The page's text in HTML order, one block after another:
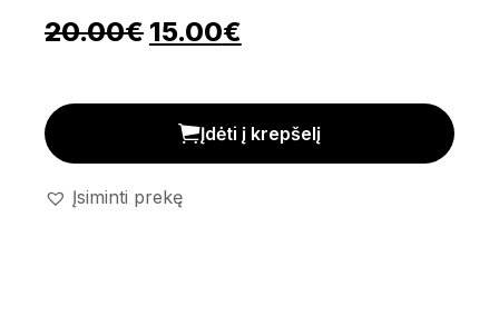
20.00€ Pradinė kaina buvo:
15.00€Dabartinė kaina
Palapinė - kamuoliukų baseinas kiekis
Įdėti į krepšelį
Įsiminti prekę